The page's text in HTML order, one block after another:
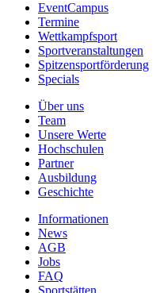
EventCampus
Termine
Wettkampfsport
Sportveranstaltungen
Spitzensportförderung
Specials
Über uns
Team
Unsere Werte
Hochschulen
Partner
Ausbildung
Geschichte
Informationen
News
AGB
Jobs
FAQ
Sportstätten